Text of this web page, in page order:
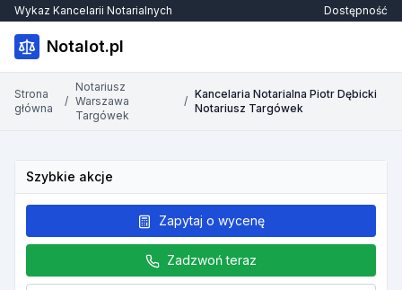
Wykaz Kancelarii Notarialnych Dostępność
Notalot.pl
Strona
główna
/
Notariusz
Warszawa
Targówek
/
Kancelaria Notarialna Piotr Dębicki
Notariusz Targówek
Szybkie akcje
Zapytaj o wycenę
Zadzwoń teraz